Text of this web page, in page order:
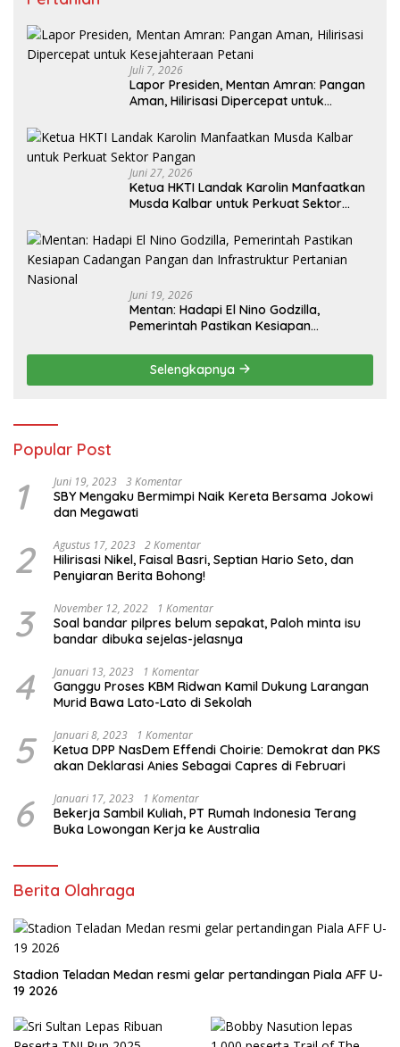
Juli 7, 2026
Lapor Presiden, Mentan Amran: Pangan
Aman, Hilirisasi Dipercepat untuk
Juni 27, 2026
Ketua HKTI Landak Karolin Manfaatkan
Musda Kalbar untuk Perkuat Sektor
Juni 19, 2026
Mentan: Hadapi El Nino Godzilla,
Pemerintah Pastikan Kesiapan
Pertanian Nasional
Selengkapnya
Popular Post
1 Juni 19, 2023 3 Komentar
SBY Mengaku Bermimpi Naik Kereta Bersama Jokowi
dan Megawati
2 Agustus 17, 2023 2 Komentar
Hilirisasi Nikel, Faisal Basri, Septian Hario Seto, dan
Penyiaran Berita Bohong!
3 November 12, 2022 1 Komentar
Soal bandar pilpres belum sepakat, Paloh minta isu
bandar dibuka sejelas-jelasnya
4 Januari 13, 2023 1 Komentar
Ganggu Proses KBM Ridwan Kamil Dukung Larangan
Murid Bawa Lato-Lato di Sekolah
5 Januari 8, 2023 1 Komentar
Ketua DPP NasDem Effendi Choirie: Demokrat dan PKS
akan Deklarasi Anies Sebagai Capres di Februari
6 Januari 17, 2023 1 Komentar
Bekerja Sambil Kuliah, PT Rumah Indonesia Terang
Buka Lowongan Kerja ke Australia
Berita Olahraga
Stadion Teladan Medan resmi gelar pertandingan Piala AFF U-
19 2026